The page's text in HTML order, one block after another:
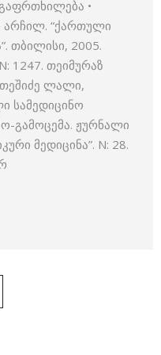
•
“ქართული
თბილისი, 2005.
1247. თეიმურაზ
ლალი,
სამედიცინო
გამოცემა. ჟურნალი
მედიცინა”. N: 28.